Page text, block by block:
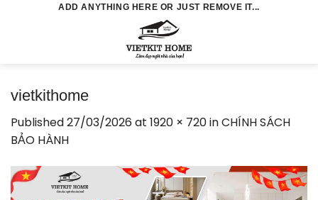
ADD ANYTHING HERE OR JUST REMOVE IT...
vietkithome
Published27/03/2026 at 1920 × 720inCHÍNH SÁCH
BẢO HÀNH